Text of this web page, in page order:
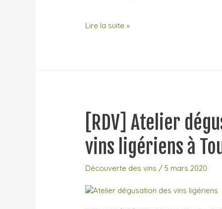
Les
dernier
Lire la suite »
[RDV] Atelier
vins ligériens à
Découverte des vins /5 mars 2020